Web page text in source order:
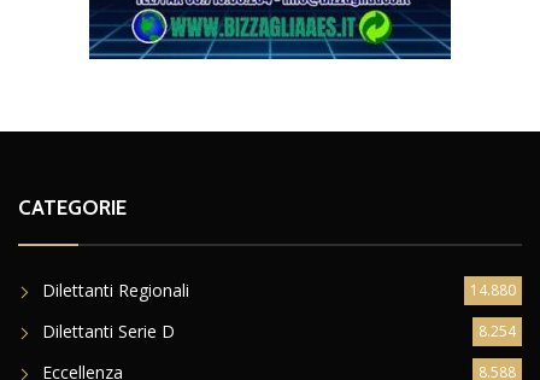
CATEGORIE
Dilettanti Regionali 14.880
Dilettanti Serie D 8.254
Eccellenza 8.588